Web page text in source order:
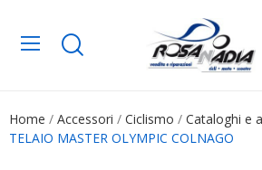
Home Accessori Ciclismo Cataloghi e
TELAIO MASTER OLYMPIC COLNAGO